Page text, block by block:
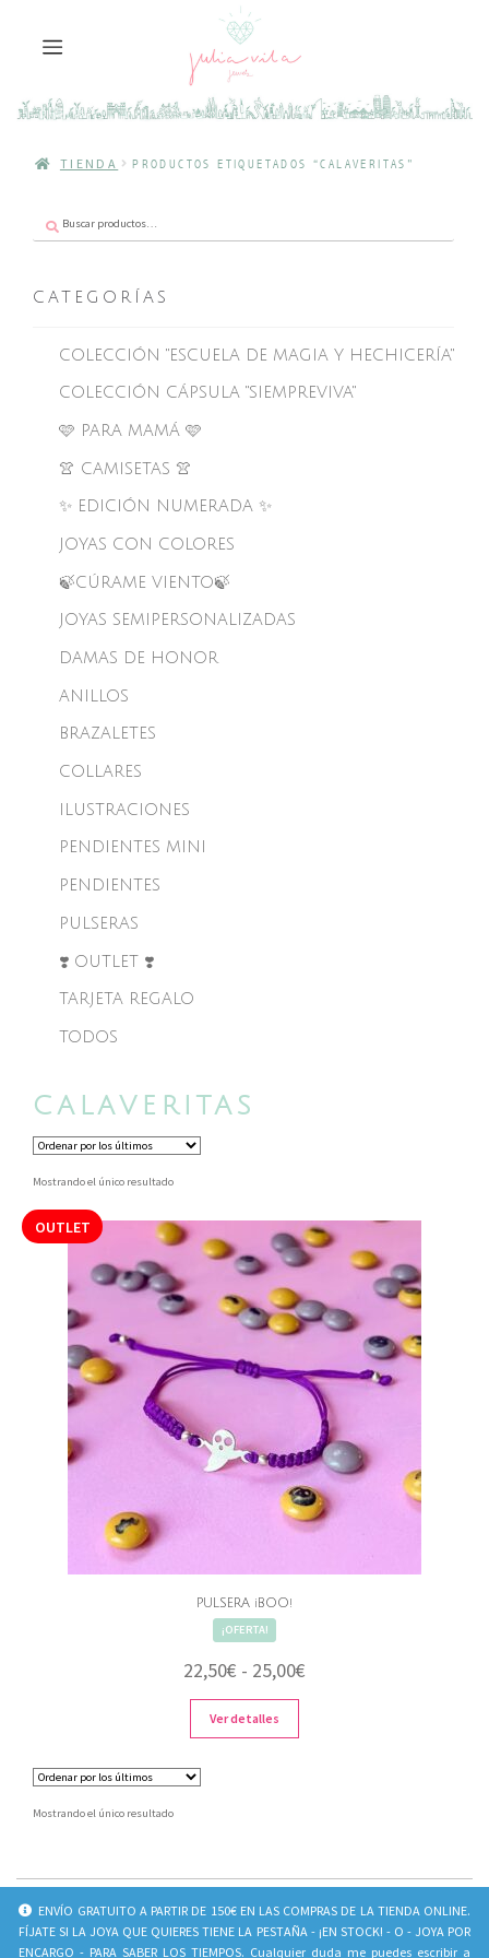
TIENDA PRODUCTOS ETIQUETADOS “CALAVERITAS”
por:
CATEGORÍAS
COLECCIÓN "ESCUELA DE MAGIA Y HECHICERÍA"
COLECCIÓN CÁPSULA "SIEMPREVIVA"
🩷 PARA MAMÁ 🩷
👚 CAMISETAS 👚
✨ EDICIÓN NUMERADA ✨
JOYAS CON COLORES
🍃CÚRAME VIENTO🍃
JOYAS SEMIPERSONALIZADAS
DAMAS DE HONOR
ANILLOS
BRAZALETES
COLLARES
ILUSTRACIONES
PENDIENTES MINI
PENDIENTES
PULSERAS
❣️ OUTLET ❣️
TARJETA REGALO
TODOS
CALAVERITAS
Mostrando el único resultado
OUTLET
PULSERA ¡BOO!
¡OFERTA!
22,50€ - 25,00€
Ver detalles
Mostrando el único resultado
INFO
CONTACTO
SOCIAL
Juliavila_jewels
ENVÍO GRATUITO A PARTIR DE 150€ EN LAS COMPRAS DE LA TIENDA ONLINE.
FÍJATE SI LA JOYA QUE QUIERES TIENE LA PESTAÑA - ¡EN STOCK! - O - JOYA POR
ENCARGO - PARA SABER LOS TIEMPOS. Cualquier duda me puedes escribir a